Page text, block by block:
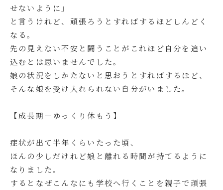
せないように」
と言うけれど、頑張ろうとすればするほどしんどく
なる。
先の見えない不安と闘うことがこれほど自分を追い
込むとは思いませんでした。
娘の状況をしかたないと思おうとすればするほど、
そんな娘を受け入れられない自分がいました。
【成長期―ゆっくり休もう】
症状が出て半年くらいたった頃、
ほんの少しだけれど娘と離れる時間が持てるように
なりました。
するとなぜこんなにも学校へ行くことを親子で頑張